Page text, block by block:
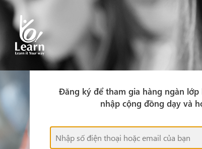
Đăng ký để tham gia hàng ngàn
nhập cộng đồng dạy và